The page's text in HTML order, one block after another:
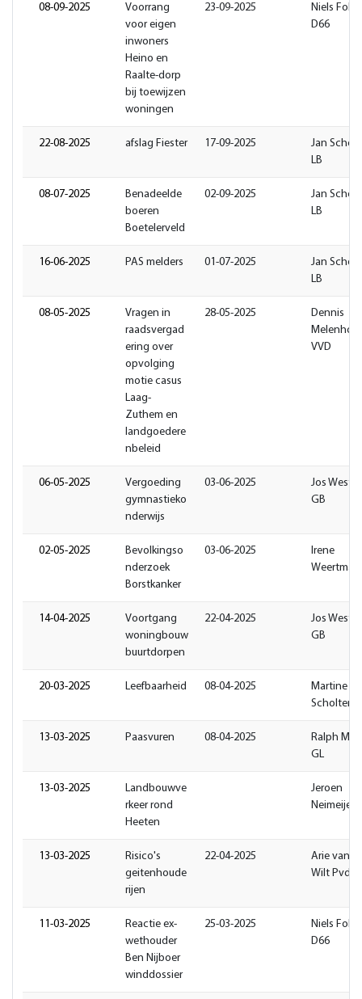
08-09-2025
Voorrang
voor eigen
inwoners
Heino en
Raalte-dorp
bij toewijzen
woningen
23-09-2025
Niels
D66
22-08-2025 afslag Fiester 17-09-2025
Jan
LB
08-07-2025
Benadeelde
boeren
Boetelerveld
02-09-2025
Jan
LB
16-06-2025 PAS melders 01-07-2025
Jan
LB
08-05-2025
Vragen in
raadsvergad
ering over
opvolging
motie casus
Laag-
Zuthem en
landgoedere
nbeleid
28-05-2025
Dennis
VVD
06-05-2025
Vergoeding
gymnastieko
nderwijs
03-06-2025
Jos
GB
02-05-2025
Bevolkingso
nderzoek
Borstkanker
03-06-2025
Irene
Weertman
14-04-2025
Voortgang
woningbouw
buurtdorpen
22-04-2025
Jos
GB
20-03-2025 Leefbaarheid 08-04-2025
Martine
Scholten
13-03-2025 Paasvuren 08-04-2025
Ralph
GL
13-03-2025
Landbouwve
rkeer rond
Heeten
Jeroen
Neimeijer
13-03-2025
Risico's
geitenhoude
rijen
22-04-2025
Arie van
Wilt PvdA
11-03-2025
Reactie ex-
wethouder
Ben Nijboer
winddossier
25-03-2025
Niels
D66